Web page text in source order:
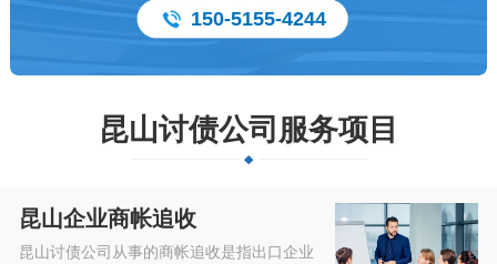
150-5155-4244
昆山讨债公司服务项目
昆山企业商帐追收
昆山讨债公司从事的商帐追收是指出口企业